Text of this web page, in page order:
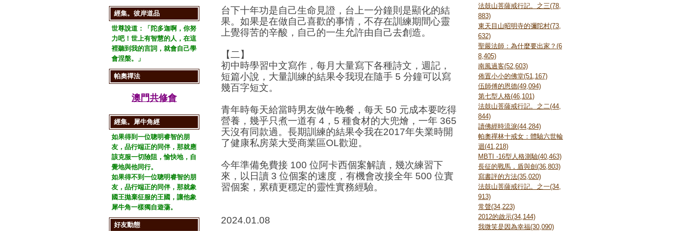
台下十年功是自己生命見證，台上一分鐘則是顯化的結
果。如果是在做自己喜歡的事情，不存在訓練期間心靈
上覺得苦的辛酸，自己的一生允許由自己去創造。
【二】
初中時學習中文寫作，每月大量寫下各種詩文，週記，
短篇小說，大量訓練的結果令我現在隨手 5 分鐘可以寫
幾百字短文。
青年時每天給當時男友做午晚餐，每天 50 元成本要吃得
營養，幾乎只煮一道有 4，5 種食材的大兜燴，一年 365
天沒有同款過。長期訓練的結果令我在2017年失業時開
了健康私房菜大受商業區OL歡迎。
今年準備免費接 100 位阿卡西個案解讀，幾次練習下
來，以日讀 3 位個案的速度，有機會改接全年 500 位實
習個案，累積更穩定的靈性實務經驗。
2024.01.08
法鼓山菩薩戒行記。之三(78,
883)
東天目山昭明寺的彌陀村(73,
632)
聖嚴法師：為什麼要出家？(6
8,405)
南風過客(52,603)
佈置小小的佛堂(51,167)
伍師傅的恩德(49,094)
第七型人格(46,101)
法鼓山菩薩戒行記。之二(44,
844)
讀佛經時流淚(44,284)
帕奧禪林十戒女：體驗六世輪
迴(41,218)
MBTI -16型人格測驗(40,463)
長征的戰馬，盾與劍(36,803)
寫書評的方法(35,020)
法鼓山菩薩戒行記。之一(34,
913)
常聲(34,223)
2012的啟示(34,144)
我微笑是因為幸福(30,090)
經集。彼岸道品
世尊說道：「陀多迦啊，你努
力吧！世上有智慧的人，在這
裡聽到我的言詞，就會自己學
會涅槃。」
帕奧禪法
澳門共修會
經集。犀牛角經
如果得到一位聰明睿智的朋
友，品行端正的同伴，那就應
該克服一切險阻，愉快地，自
覺地與他同行。
如果得不到一位聰明睿智的朋
友，品行端正的同伴，那就象
國王拋棄征服的王國，讓他象
犀牛角一樣獨自遊蕩。
好友動態